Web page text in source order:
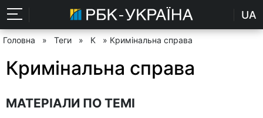
UA
Головна » Теги » К » Кримінальна справа
Кримінальна справа
МАТЕРІАЛИ ПО ТЕМІ